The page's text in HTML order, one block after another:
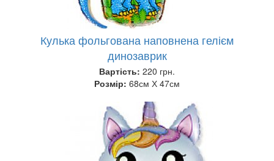
Кулька фольгована наповнена гелієм
динозаврик
Вартість: 220 грн.
Розмір: 68см Х 47см